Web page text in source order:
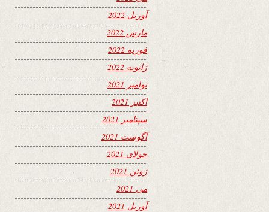
آوریل 2022
مارس 2022
فوریه 2022
ژانویه 2022
نوامبر 2021
اکتبر 2021
سپتامبر 2021
آگوست 2021
جولای 2021
ژوئن 2021
می 2021
آوریل 2021